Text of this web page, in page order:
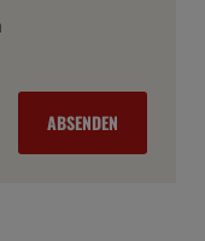
ABSENDEN